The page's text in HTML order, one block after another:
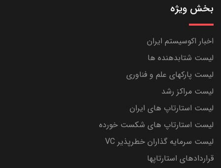
بخش ویژه
اخبار اکوسیستم ایران
لیست شتابدهنده ها
لیست پارکهای علم و فناوری
لیست مراکز رشد
لیست استارتاپ های ایران
لیست استارتاپ های شکست خورده
لیست سرمایه گذاران خطرپذیر VC
قراردادهای استارتاپها